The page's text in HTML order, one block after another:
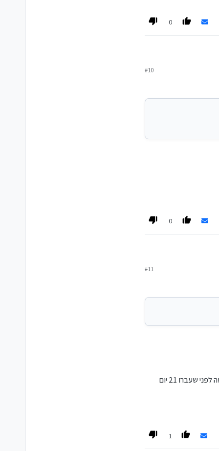
0
#10
0
#11
(אם הבנתי נכון, רשימת הקודים תקפה יותר מ21 יום, רק שבמידה והשתמשתם כבר עם כל הקודים, הם לא מנפיקים רשימה חדשה לפני שעברו 21 יום
1